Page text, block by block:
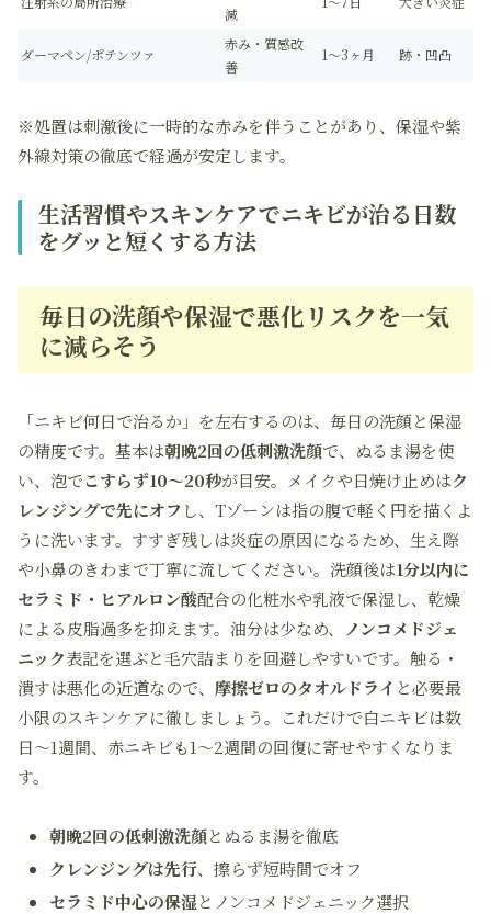
減
ダーマペン/ポテンツァ
赤み・質感改
善
1〜3ヶ月 跡・凹凸
※処置は刺激後に一時的な赤みを伴うことがあり、保湿や紫
外線対策の徹底で経過が安定します。
生活習慣やスキンケアでニキビが治る日数
をグッと短くする方法
毎日の洗顔や保湿で悪化リスクを一気
に減らそう
「ニキビ何日で治るか」を左右するのは、毎日の洗顔と保湿
の精度です。基本は朝晩2回の低刺激洗顔で、ぬるま湯を使
い、泡でこすらず10〜20秒が目安。メイクや日焼け止めはク
レンジングで先にオフ し、Tゾーンは指の腹で軽く円を描くよ
うに洗います。すすぎ残しは炎症の原因になるため、生え際
や小鼻のきわまで丁寧に流してください。洗顔後は1分以内に
セラミド・ヒアルロン酸配合の化粧水や乳液で保湿し、乾燥
による皮脂過多を抑えます。油分は少なめ、
ノンコメドジェ
ニック表記を選ぶと毛穴詰まりを回避しやすいです。触る・
潰すは悪化の近道なので、 摩擦ゼロのタオルドライ と必要最
小限のスキンケアに徹しましょう。これだけで白ニキビは数
日〜1週間、赤ニキビも1〜2週間の回復に寄せやすくなりま
す。
朝晩2回の低刺激洗顔とぬるま湯を徹底
クレンジングは先行、擦らず短時間でオフ
セラミド中心の保湿とノンコメドジェニック選択